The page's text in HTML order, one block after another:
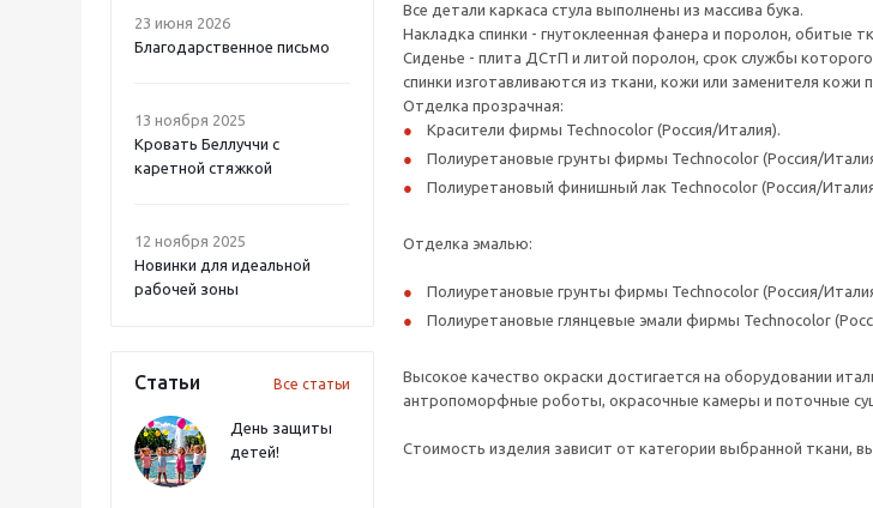
23 июня 2026
Благодарственное письмо
13 ноября 2025
Кровать Беллуччи с
каретной стяжкой
12 ноября 2025
Новинки для идеальной
рабочей зоны
Статьи Все статьи
День защиты
детей!
Все детали каркаса стула выполнены из массива бука.
Накладка спинки - гнутоклеенная фанера и поролон, обитые
Сиденье - плита ДСтП и литой поролон, срок службы
спинки изготавливаются из ткани, кожи или заменителя
Отделка прозрачная:
Красители фирмы Technocolor (Россия/Италия).
Полиуретановые грунты фирмы Technocolor (Россия/
Полиуретановый финишный лак Technocolor (Россия/
Отделка эмалью:
Полиуретановые грунты фирмы Technocolor (Россия/
Полиуретановые глянцевые эмали фирмы Technocolor
Высокое качество окраски достигается на оборудовании
антропоморфные роботы, окрасочные камеры и поточные
Стоимость изделия зависит от категории выбранной ткани,